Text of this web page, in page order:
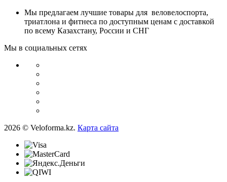
Мы предлагаем лучшие товары для веловелоспорта,
триатлона и фитнеса по доступным ценам с доставкой
по всему Казахстану, России и СНГ
Мы в социальных сетях
2026 © Veloforma.kz. Карта сайта